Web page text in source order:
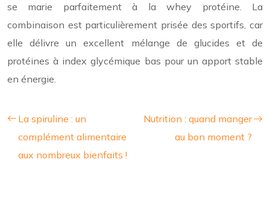
se marie parfaitement à la whey protéine. La
combinaison est particulièrement prisée des sportifs, car
elle délivre un excellent mélange de glucides et de
protéines à index glycémique bas pour un apport stable
en énergie.
La spiruline : un
complément alimentaire
aux nombreux bienfaits !
Nutrition : quand manger
au bon moment ?